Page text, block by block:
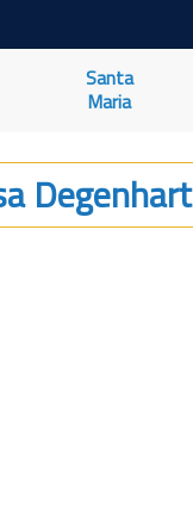
Santa
Maria
Degenhart